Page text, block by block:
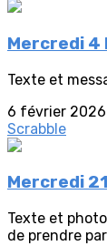
Mercredi 4
Texte et
6 février 2026
Scrabble
Mercredi
Texte et
de prendre